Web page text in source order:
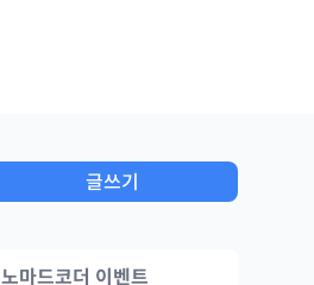
글쓰기
노마드코더 이벤트